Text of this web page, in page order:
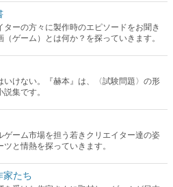
ターの方々に製作時のエピソードをお聞き
ゲーム）とは何か？を探っていきます。
いけない。『赫本』は、〈試験問題〉の形
集です。
ゲーム市場を担う若きクリエイター達の姿
と情熱を探っていきます。
家たち